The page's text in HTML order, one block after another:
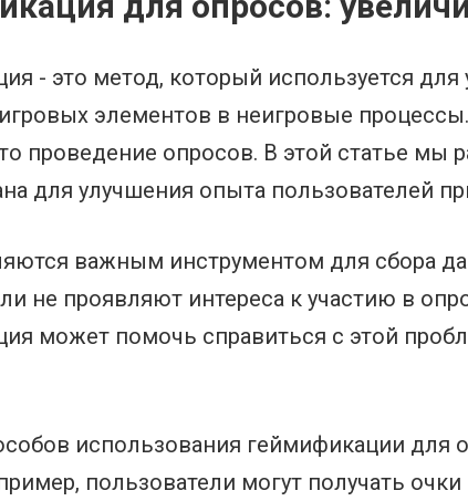
- это метод, который используется
элементов в неигровые
проведение опросов. В этой статье
для улучшения опыта пользователей
важным инструментом для сбора
не проявляют интереса к участию в
может помочь справиться с этой
использования геймификации для
пользователи могут получать